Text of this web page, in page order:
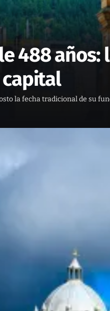
488 años:
capital
la fecha tradicional de su